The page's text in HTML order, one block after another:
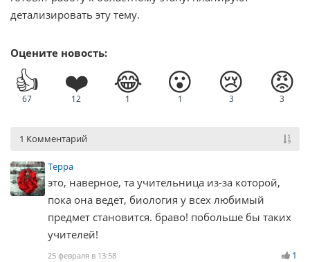
детализировать эту тему.
Оцените новость:
👍
67
❤️
12
😂
1
😮
1
😢
3
😡
3
1 Комментарий
Терра
это, наверное, та учительница из-за которой,
пока она ведет, биология у всех любимый
предмет становится. браво! побольше бы таких
учителей!
25 февраля в 13:58 1